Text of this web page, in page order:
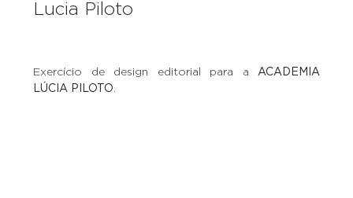
Lucia Piloto
Exercício de design editorial para a ACADEMIA
LÚCIA PILOTO.